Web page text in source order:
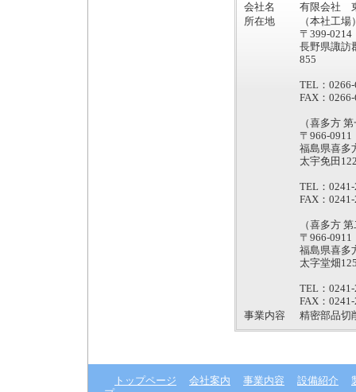
会社名
有限会社
所在地
（本社工場
〒399-0214
長野県諏訪
855
TEL：
FAX：
（喜多方
〒966-0911
福島県喜多
太宇免田
TEL：
FAX：
（喜多方
〒966-0911
福島県喜多
太字堂畑
TEL：
FAX：
事業内容
精密部品切
トップページ 会社案内 事業内容 設備紹介